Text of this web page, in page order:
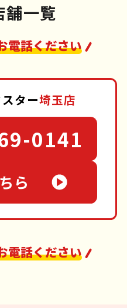
舗一覧
電話ください
ター埼玉店
0141
ら
電話ください